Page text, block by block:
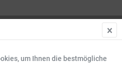
um Ihnen die bestmögliche